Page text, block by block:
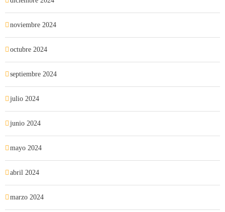
noviembre 2024
octubre 2024
septiembre 2024
julio 2024
junio 2024
mayo 2024
abril 2024
marzo 2024